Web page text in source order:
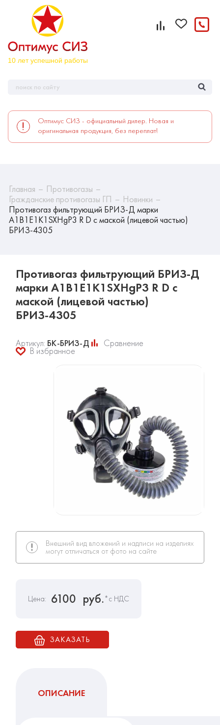
Оптимус СИЗ - официальный дилер. Новая и
оригинальная продукция, без переплат!
Главная
Противогазы
Гражданские противогазы ГП
Новинки
Противогаз фильтрующий БРИЗ-Д марки
A1B1E1K1SXHgP3 R D с маской (лицевой частью)
БРИЗ-4305
Противогаз фильтрующий БРИЗ-Д
марки A1B1E1K1SXHgP3 R D с
маской (лицевой частью)
БРИЗ-4305
Артикул: БК-БРИЗ-Д Сравнение
В избранное
Внешний вид вложений и надписи на изделиях
могут отличаться от фото на сайте
Цена: 6100 руб.*с НДС
ЗАКАЗАТЬ
ОПИСАНИЕ